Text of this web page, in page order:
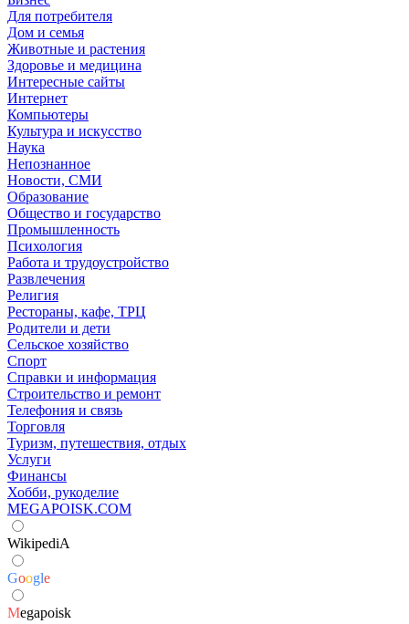
Для потребителя
Дом и семья
Животные и растения
Здоровье и медицина
Интересные сайты
Интернет
Компьютеры
Культура и искусство
Наука
Непознанное
Новости, СМИ
Образование
Общество и государство
Промышленность
Психология
Работа и трудоустройство
Развлечения
Религия
Рестораны, кафе, ТРЦ
Родители и дети
Сельское хозяйство
Спорт
Справки и информация
Строительство и ремонт
Телефония и связь
Торговля
Туризм, путешествия, отдых
Услуги
Финансы
Хобби, рукоделие
MEGAPOISK.COM
WikipediA
Google
Megapoisk